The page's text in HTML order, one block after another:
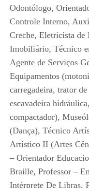
Odontólogo,
Controle Interno,
Creche, Eletricista de
Imobiliário, Técnico
Agente de Serviços
Equipamentos
carregadeira, trator
escavadeira
compactador),
(Dança), Técnico
Artístico II (Artes
– Orientador
Braille, Professor –
Intérprete De Libras,